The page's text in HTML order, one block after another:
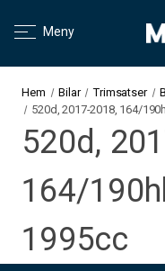
Meny
Hem Bilar Trimsatser
520d, 2017-2018, 164/
520d,
164/
1995cc